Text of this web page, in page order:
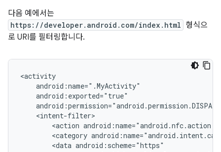
다음 예에서는
https://developer.android.com/index.html 형식으
로 URI를 필터링합니다.
<action
<category
<data